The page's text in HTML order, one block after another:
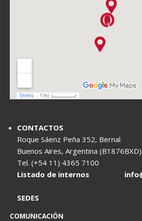
CONTACTOS
Roque Sáenz Peña 352, Bernal
Buenos Aires, Argentina (B1876BXD)
Tel. (+54 11) 4365 7100
Listado de internos
SEDES
COMUNICACIÓN